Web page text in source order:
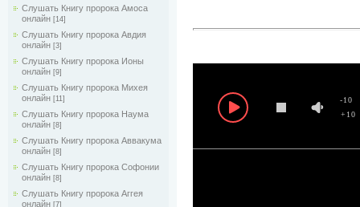
Слушать Книгу пророка Амоса
онлайн [14]
Слушать Книгу пророка Авдия
онлайн [3]
Слушать Книгу пророка Ионы
онлайн [9]
Слушать Книгу пророка Михея
онлайн [11]
Слушать Книгу пророка Наума
онлайн [8]
Слушать Книгу пророка Аввакума
онлайн [8]
Слушать Книгу пророка Софонии
онлайн [8]
Слушать Книгу пророка Аггея
онлайн [7]
+10
-10